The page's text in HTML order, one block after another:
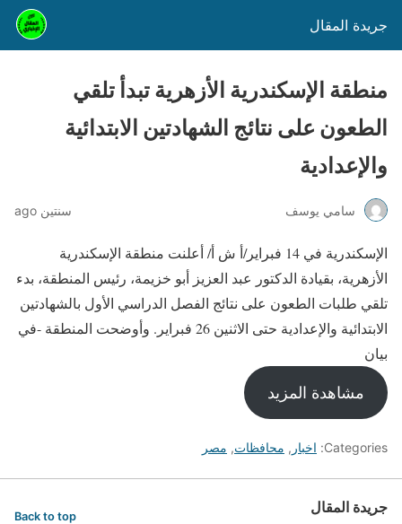
جريدة المقال
منطقة الإسكندرية الأزهرية تبدأ تلقي
الطعون على نتائج الشهادتين الابتدائية
والإعدادية
سامي يوسف سنتين ago
الإسكندرية في 14 فبراير/أ ش أ/ أعلنت منطقة الإسكندرية
الأزهرية، بقيادة الدكتور عبد العزيز أبو خزيمة، رئيس المنطقة، بدء
تلقي طلبات الطعون على نتائج الفصل الدراسي الأول بالشهادتين
الابتدائية والإعدادية حتى الاثنين 26 فبراير. وأوضحت المنطقة -في
بيان
مشاهدة المزيد
Categories: اخبار , محافظات, مصر
جريدة المقال Back to top